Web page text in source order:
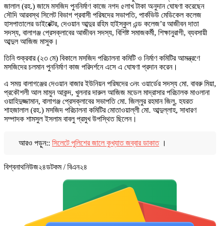
জালাল (রহ.) জামে মসজিদ পুননির্মাণ কাজে নগদ ৫লাখ টাকা অনুদান ঘোষণা করেছেন
সৌদি আরবস্থ সিলেট বিভাগ প্রবাসী পরিষদের সভাপতি, পার্কভিউ মেডিকেল কলেজ
হাসপাতালের ডাইরেক্টর, দেওয়ান আব্দুর রহিম হাইস্কুল এন্ড কলেজ’র আজীবন দাতা
সদস্য, বালাগঞ্জ প্রেসক্লাবের আজীবন সদস্য, বিশিষ্ট সমাজকর্মী, শিক্ষানুরাগী, ব্যবসায়ী
আব্দুল আজিজ মাসুক।
তিনি শুক্রবার (২৩ মে) বিকালে মসজিদ পরিচালনা কমিটি ও নির্মাণ কমিটির আমন্ত্রণে
মসজিদের চলমান পুননির্মাণ কাজ পরিদর্শনে এসে এ ঘোষণা প্রদান করেন।
এ সময় বালাগঞ্জের দেওয়ান বাজার ইউনিয়ন পরিষদের ৩নং ওয়ার্ডের সদস্য মো. বাবরু মিয়া,
প্রকৌশলী আল মামুন আকন্দ, খুলনার দারুল আজিজ মডেল মাদ্রাসার পরিচালক মাওলানা
ওয়াহিদুজ্জামান, বালাগঞ্জ প্রেসক্লাবের সভাপতি মো. জিল্লুর রহমান জিলু, হযরত
শাহজালাল (রহ.) মসজিদ পরিচালনা কমিটির মোতাওয়াল্লী মো. আব্দুল্লাহ, সাধারণ
সম্পাদক শামসুল ইসলাম বাবলু প্রমুখ উপস্থিত ছিলেন।
আরও পড়ুন:: সিলেটে পুলিশের জালে কুখ্যাত জব্বার ডাকাত।
বিশ্বনাথনিউজ২৪ডটকম / বিএন২৪